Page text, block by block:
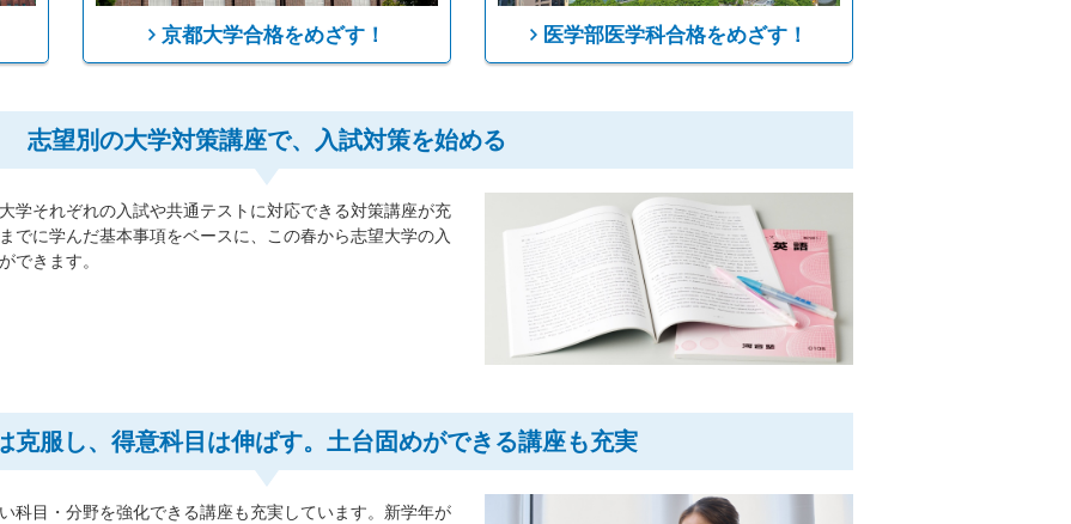
京都大学合格をめざす！ 医学部医学科合格をめざす！
志望別の大学対策講座で、入試対策を始める
学それぞれの入試や共通テストに対応できる対策講座が充
でに学んだ基本事項をベースに、この春から志望大学の入
できます。
克服し、得意科目は伸ばす。土台固めができる講座も充実
科目・分野を強化できる講座も充実しています。新学年が